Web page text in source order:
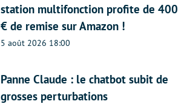
station multifonction profite de 400
€ de remise sur Amazon !
5 août 2026 18:00
Panne Claude : le chatbot subit de
grosses perturbations